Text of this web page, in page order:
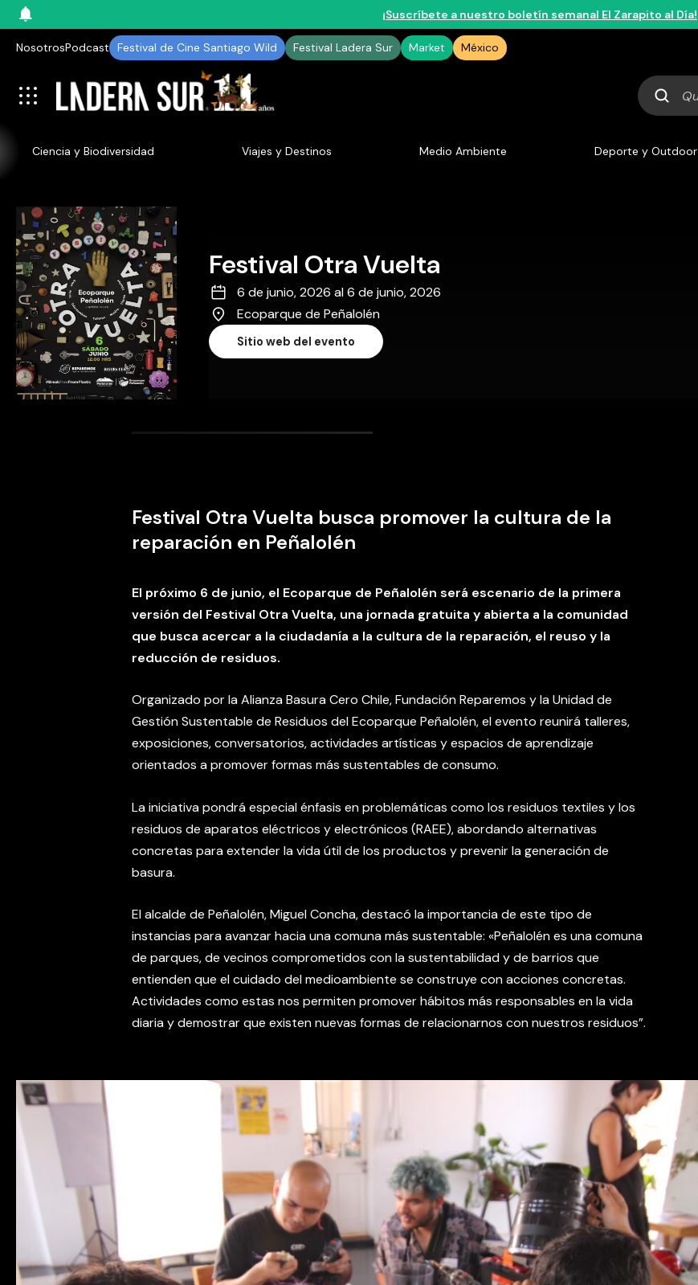
¡Suscríbete a nuestro boletín semanal El Zarapito al Día!
NosotrosPodcast Festival de Cine Santiago Wild Festival Ladera Sur Market México
Qué
buscas
Ciencia y Biodiversidad Viajes y Destinos Medio Ambiente Deporte y Outdoor
Festival Otra Vuelta
6 de junio, 2026 al 6 de junio, 2026
Ecoparque de Peñalolén
Sitio web del evento
Festival Otra Vuelta busca promover la cultura de la
reparación en Peñalolén
El próximo 6 de junio, el Ecoparque de Peñalolén será escenario de la primera
versión del Festival Otra Vuelta, una jornada gratuita y abierta a la comunidad
que busca acercar a la ciudadanía a la cultura de la reparación, el reuso y la
reducción de residuos.
Organizado por la Alianza Basura Cero Chile, Fundación Reparemos y la Unidad de
Gestión Sustentable de Residuos del Ecoparque Peñalolén, el evento reunirá talleres,
exposiciones, conversatorios, actividades artísticas y espacios de aprendizaje
orientados a promover formas más sustentables de consumo.
La iniciativa pondrá especial énfasis en problemáticas como los residuos textiles y los
residuos de aparatos eléctricos y electrónicos (RAEE), abordando alternativas
concretas para extender la vida útil de los productos y prevenir la generación de
basura.
El alcalde de Peñalolén, Miguel Concha, destacó la importancia de este tipo de
instancias para avanzar hacia una comuna más sustentable: «Peñalolén es una comuna
de parques, de vecinos comprometidos con la sustentabilidad y de barrios que
entienden que el cuidado del medioambiente se construye con acciones concretas.
Actividades como estas nos permiten promover hábitos más responsables en la vida
diaria y demostrar que existen nuevas formas de relacionarnos con nuestros residuos”.